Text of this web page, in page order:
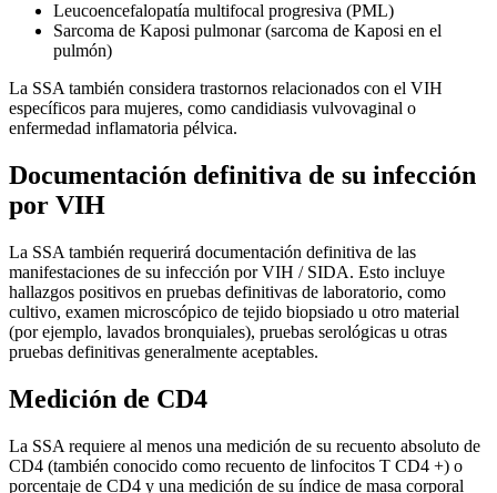
Leucoencefalopatía multifocal progresiva (PML)
Sarcoma de Kaposi pulmonar (sarcoma de Kaposi en el
pulmón)
La SSA también considera trastornos relacionados con el VIH
específicos para mujeres, como candidiasis vulvovaginal o
enfermedad inflamatoria pélvica.
Documentación definitiva de su infección
por VIH
La SSA también requerirá documentación definitiva de las
manifestaciones de su infección por VIH / SIDA. Esto incluye
hallazgos positivos en pruebas definitivas de laboratorio, como
cultivo, examen microscópico de tejido biopsiado u otro material
(por ejemplo, lavados bronquiales), pruebas serológicas u otras
pruebas definitivas generalmente aceptables.
Medición de CD4
La SSA requiere al menos una medición de su recuento absoluto de
CD4 (también conocido como recuento de linfocitos T CD4 +) o
porcentaje de CD4 y una medición de su índice de masa corporal